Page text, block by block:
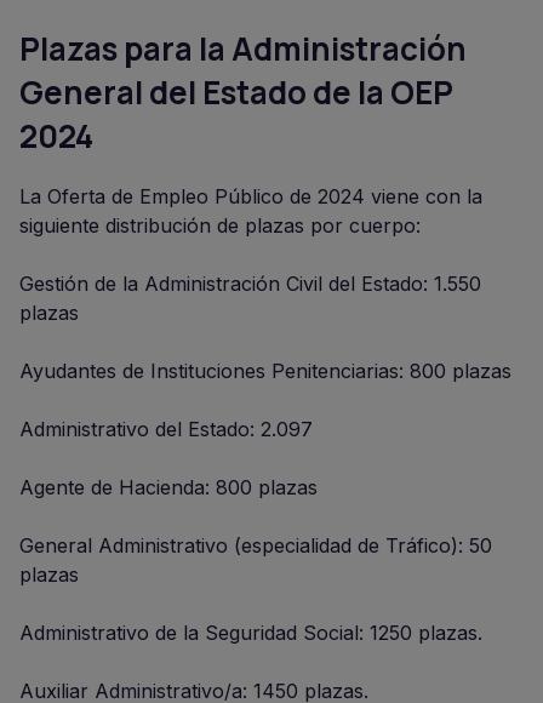
Plazas para la Administración
General del Estado de la OEP
2024
La Oferta de Empleo Público de 2024 viene con la
siguiente distribución de plazas por cuerpo:
Gestión de la Administración Civil del Estado: 1.550
plazas
Ayudantes de Instituciones Penitenciarias: 800 plazas
Administrativo del Estado: 2.097
Agente de Hacienda: 800 plazas
General Administrativo (especialidad de Tráfico): 50
plazas
Administrativo de la Seguridad Social: 1250 plazas.
Auxiliar Administrativo/a: 1450 plazas.